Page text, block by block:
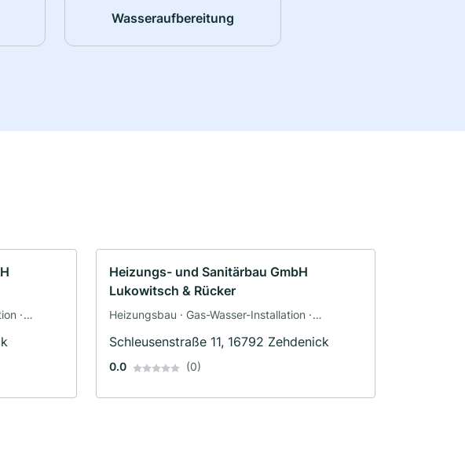
Wasseraufbereitung
·
Heizungs- und Sanitärbau GmbH
Lukowitsch & Rücker
Heizungsbau · Gas-Wasser-Installation ·
Schleusenstraße 11, 16792 Zehdenick
0.0 (0)